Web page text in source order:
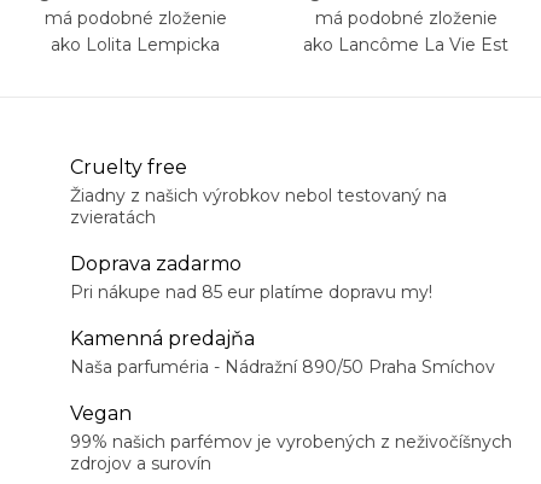
má podobné zloženie
ako Lolita Lempicka
má podobné zloženie
ako Lancôme La Vie Est
Cruelty free
Žiadny z našich výrobkov nebol testovaný na
zvieratách
Doprava zadarmo
Pri nákupe nad 85 eur platíme dopravu my!
Kamenná predajňa
Naša parfuméria - Nádražní 890/50 Praha Smíchov
Vegan
99% našich parfémov je vyrobených z neživočíšnych
zdrojov a surovín